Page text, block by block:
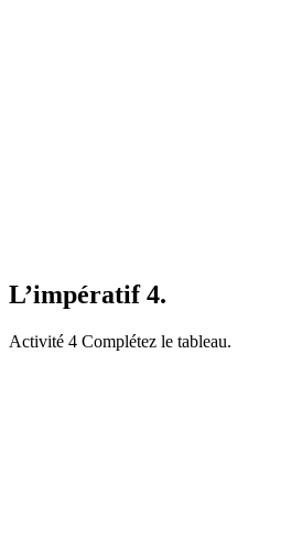
L’impératif 4.
Activité 4 Complétez le tableau.